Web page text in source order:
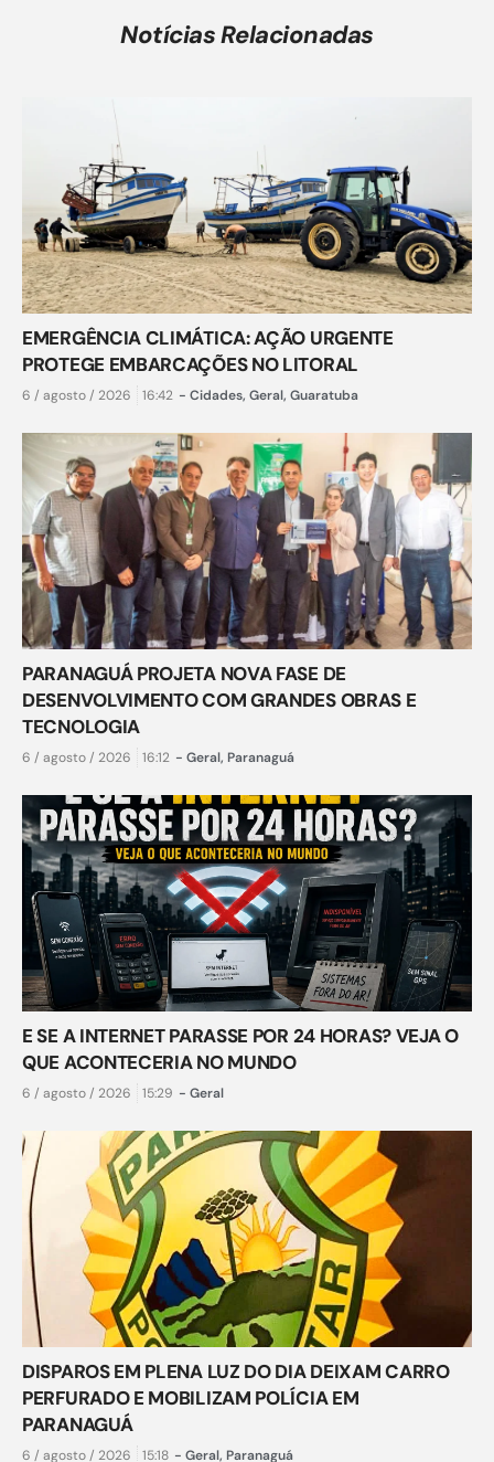
Notícias Relacionadas
EMERGÊNCIA CLIMÁTICA: AÇÃO URGENTE
PROTEGE EMBARCAÇÕES NO LITORAL
6 / agosto / 2026 16:42 - Cidades, Geral, Guaratuba
PARANAGUÁ PROJETA NOVA FASE DE
DESENVOLVIMENTO COM GRANDES OBRAS E
TECNOLOGIA
6 / agosto / 2026 16:12 - Geral, Paranaguá
E SE A INTERNET PARASSE POR 24 HORAS? VEJA O
QUE ACONTECERIA NO MUNDO
6 / agosto / 2026 15:29 - Geral
DISPAROS EM PLENA LUZ DO DIA DEIXAM CARRO
PERFURADO E MOBILIZAM POLÍCIA EM
PARANAGUÁ
6 / agosto / 2026 15:18 - Geral, Paranaguá